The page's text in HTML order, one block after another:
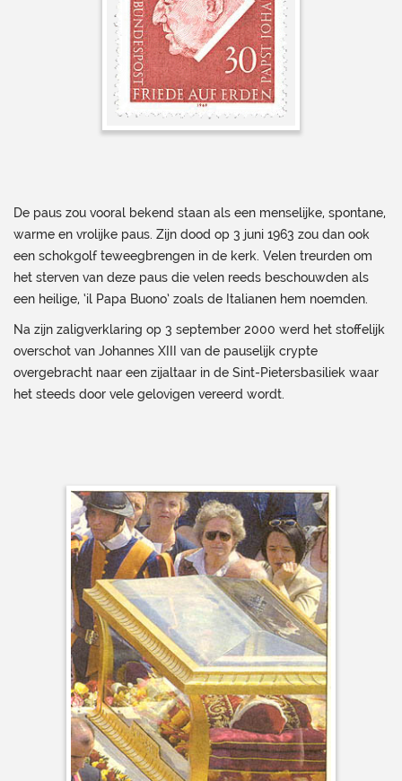
De paus zou vooral bekend staan als een menselijke, spontane,
warme en vrolijke paus. Zijn dood op 3 juni 1963 zou dan ook
een schokgolf teweegbrengen in de kerk. Velen treurden om
het sterven van deze paus die velen reeds beschouwden als
een heilige, ‘il Papa Buono’ zoals de Italianen hem noemden.
Na zijn zaligverklaring op 3 september 2000 werd het stoffelijk
overschot van Johannes XIII van de pauselijk crypte
overgebracht naar een zijaltaar in de Sint-Pietersbasiliek waar
het steeds door vele gelovigen vereerd wordt.